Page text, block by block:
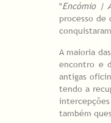
"Encómio |
processo
A maioria
encontro e
antigas
tendo a
também